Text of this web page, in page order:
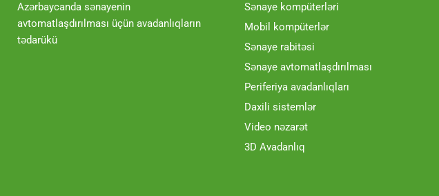
Azərbaycanda sənayenin
avtomatlaşdırılması üçün avadanlıqların
tədarükü
Sənaye kompüterləri
Mobil kompüterlər
Sənaye rabitəsi
Sənaye avtomatlaşdırılması
Periferiya avadanlıqları
Daxili sistemlər
Video nəzarət
3D Avadanlıq